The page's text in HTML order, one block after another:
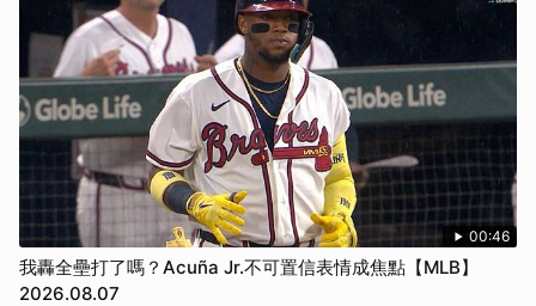
00:46
我轟全壘打了嗎？Acuña Jr.不可置信表情成焦點【MLB】
2026.08.07